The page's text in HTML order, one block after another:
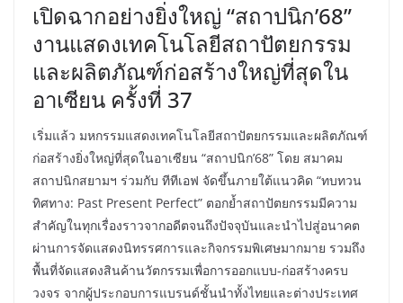
เปิดฉากอย่างยิ่งใหญ่ “สถาปนิก’68”
งานแสดงเทคโนโลยีสถาปัตยกรรม
และผลิตภัณฑ์ก่อสร้างใหญ่ที่สุดใน
อาเซียน ครั้งที่ 37
เริ่มแล้ว มหกรรมแสดงเทคโนโลยีสถาปัตยกรรมและผลิตภัณฑ์
ก่อสร้างยิ่งใหญ่ที่สุดในอาเซียน “สถาปนิก’68” โดย สมาคม
สถาปนิกสยามฯ ร่วมกับ ทีทีเอฟ จัดขึ้นภายใต้แนวคิด “ทบทวน
ทิศทาง: Past Present Perfect” ตอกย้ำสถาปัตยกรรมมีความ
สำคัญในทุกเรื่องราวจากอดีตจนถึงปัจจุบันและนำไปสู่อนาคต
ผ่านการจัดแสดงนิทรรศการและกิจกรรมพิเศษมากมาย รวมถึง
พื้นที่จัดแสดงสินค้านวัตกรรมเพื่อการออกแบบ-ก่อสร้างครบ
วงจร จากผู้ประกอบการแบรนด์ชั้นนำทั้งไทยและต่างประเทศ